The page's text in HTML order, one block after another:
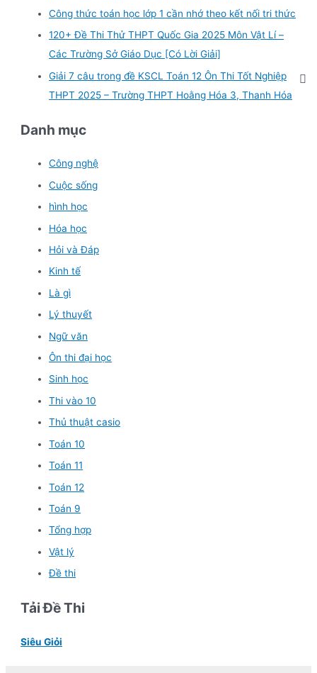
Công thức toán học lớp 1 cần nhớ theo kết nối tri thức
120+ Đề Thi Thử THPT Quốc Gia 2025 Môn Vật Lí –
Các Trường Sở Giáo Dục [Có Lời Giải]
Giải 7 câu trong đề KSCL Toán 12 Ôn Thi Tốt Nghiệp
THPT 2025 – Trường THPT Hoằng Hóa 3, Thanh Hóa
Danh mục
Công nghệ
Cuộc sống
hình học
Hóa học
Hỏi và Đáp
Kinh tế
Là gì
Lý thuyết
Ngữ văn
Ôn thi đại học
Sinh học
Thi vào 10
Thủ thuật casio
Toán 10
Toán 11
Toán 12
Toán 9
Tổng hợp
Vật lý
Đề thi
Tải Đề Thi
Siêu Giỏi